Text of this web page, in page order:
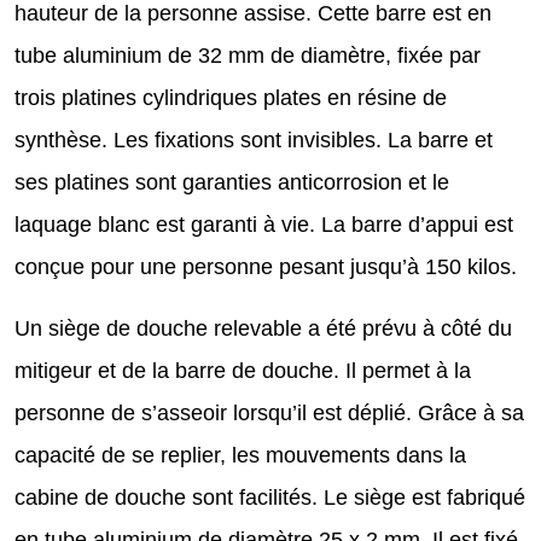
hauteur de la personne assise. Cette barre est en
tube aluminium de 32 mm de diamètre, fixée par
trois platines cylindriques plates en résine de
synthèse. Les fixations sont invisibles. La barre et
ses platines sont garanties anticorrosion et le
laquage blanc est garanti à vie. La barre d’appui est
conçue pour une personne pesant jusqu’à 150 kilos.
Un siège de douche relevable a été prévu à côté du
mitigeur et de la barre de douche. Il permet à la
personne de s’asseoir lorsqu’il est déplié. Grâce à sa
capacité de se replier, les mouvements dans la
cabine de douche sont facilités. Le siège est fabriqué